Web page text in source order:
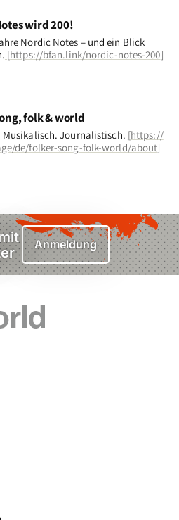
wird 200!
Nordic Notes – und ein Blick
. [https://bfan.link/nordic-notes-200]
folk & world
Musikalisch. Journalistisch. [https://
de/folker-song-folk-world/about]
Anmeldung